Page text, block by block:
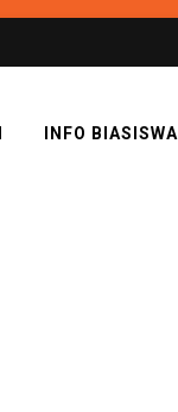
INFO BIASISWA